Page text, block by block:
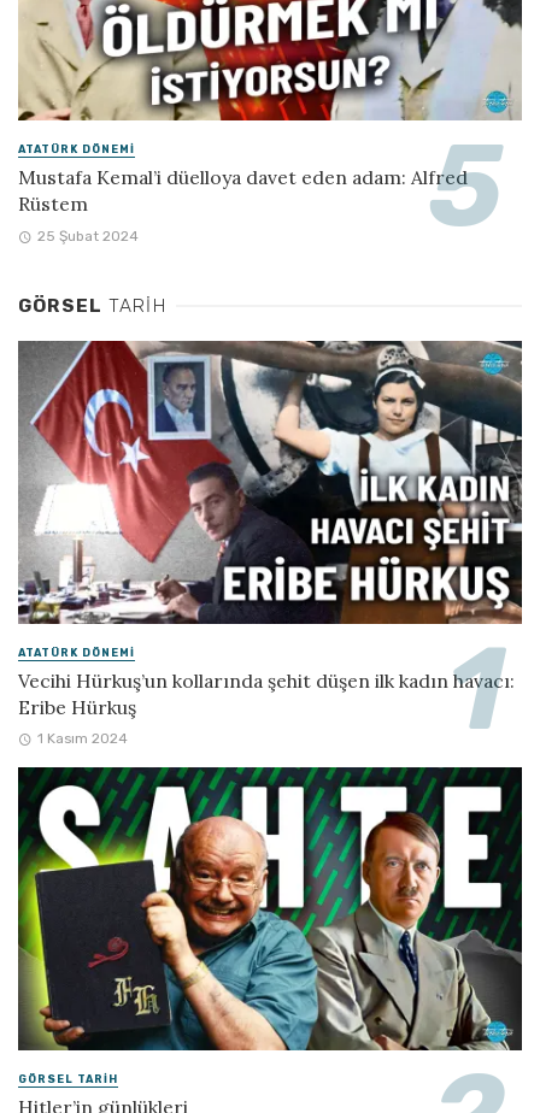
ATATÜRK DÖNEMI
Mustafa Kemal’i düelloya davet eden adam: Alfred
Rüstem
25 Şubat 2024
GÖRSEL TARIH
ATATÜRK DÖNEMI
Vecihi Hürkuş’un kollarında şehit düşen ilk kadın havacı:
Eribe Hürkuş
1 Kasım 2024
GÖRSEL TARIH
Hitler’in günlükleri